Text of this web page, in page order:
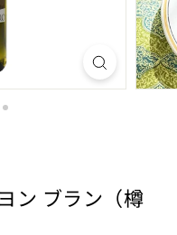
ン ブラン（樽